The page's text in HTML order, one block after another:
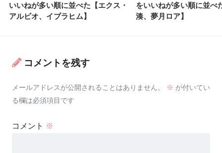
いいねが多い順に並べた【エクス・
アルビオ、イブラヒム】
をいいねが多い順に並べ
湊、夢月ロア】
コメントを残す
メールアドレスが公開されることはありません。 ※ が付いてい
る欄は必須項目です
コメント ※